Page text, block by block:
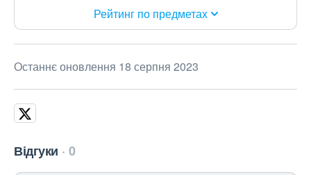
Рейтинг по предметах
Останнє оновлення 18 серпня 2023
Відгуки 0